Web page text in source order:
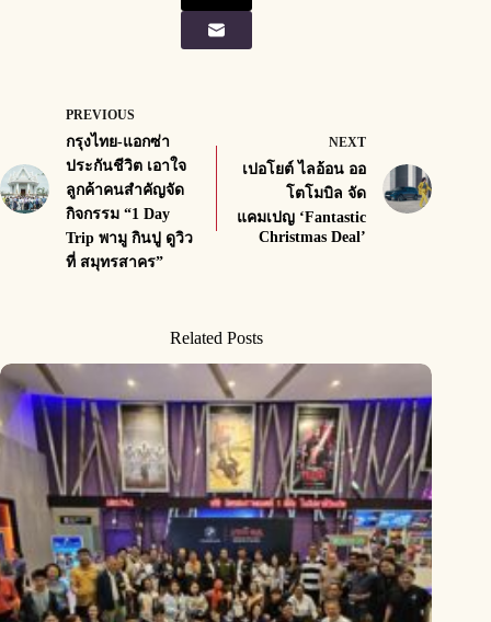
PREVIOUS
กรุงไทย-แอกซ่า
ประกันชีวิต เอาใจ
ลูกค้าคนสำคัญจัด
กิจกรรม “1 Day
Trip พามู กินปู ดูวิว
ที่ สมุทรสาคร”
NEXT
เปอโยต์ ไลอ้อน ออ
โตโมบิล จัด
แคมเปญ ‘Fantastic
Christmas Deal’
Related Posts